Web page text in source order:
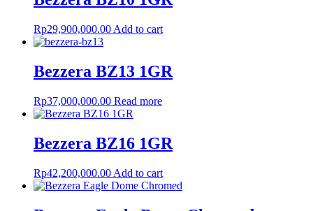
Rp29,900,000.00 Add to cart
Bezzera BZ13 1GR
Rp37,000,000.00 Read more
Bezzera BZ16 1GR
Rp42,200,000.00 Add to cart